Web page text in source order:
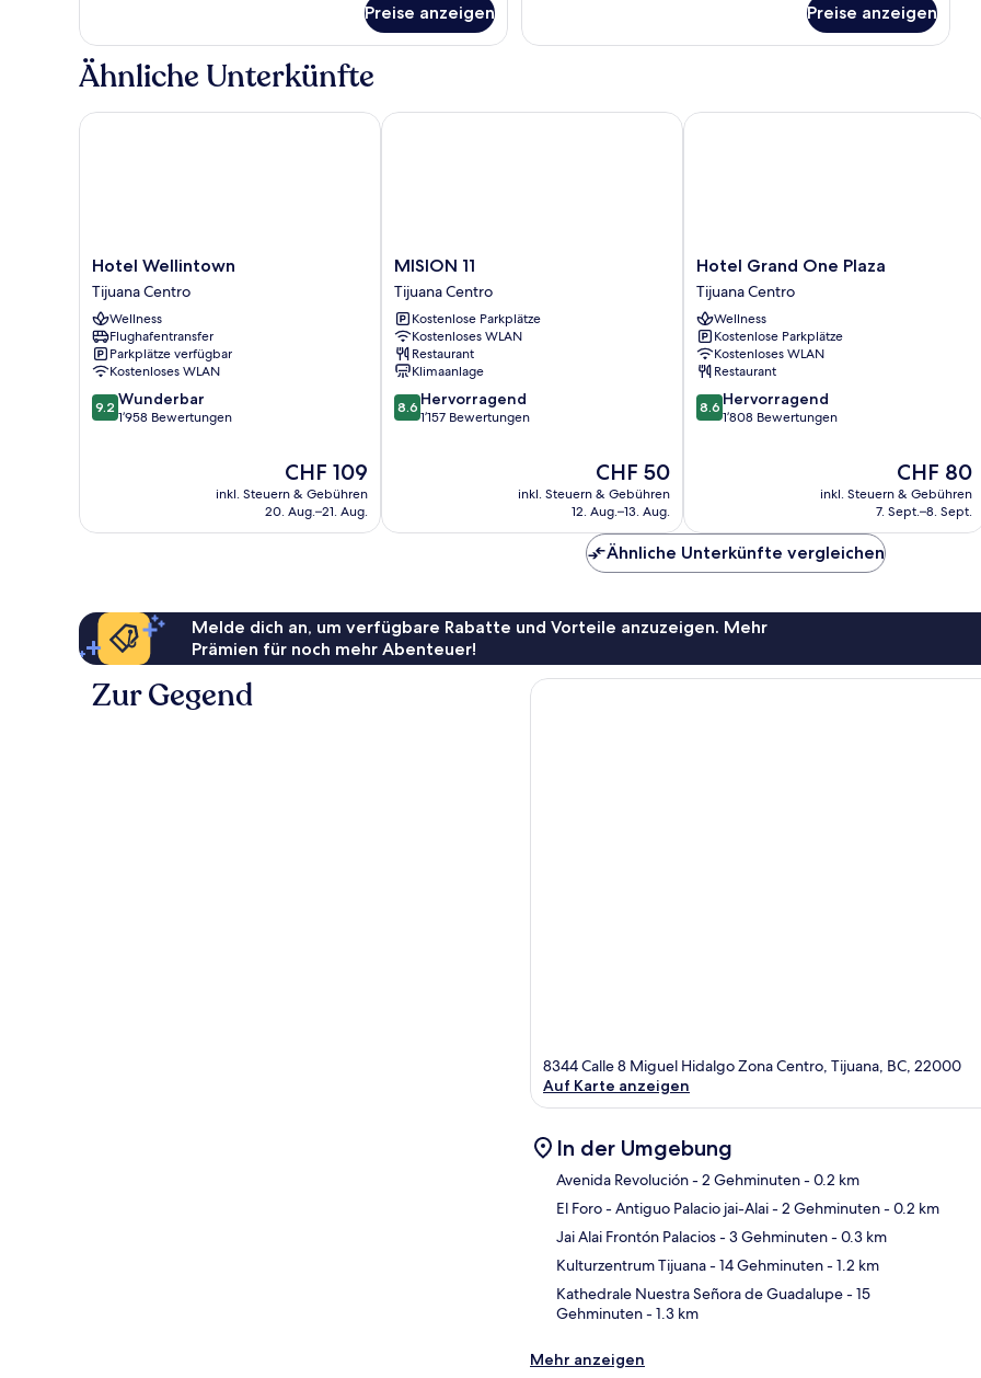
Zimmer
Preise anzeigen Preise anzeigen
Ähnliche Unterkünfte
Hotel
Wellintown
Tijuana
Centro
Hotel Wellintown
Tijuana Centro
Wellness
Flughafentransfer
Parkplätze verfügbar
Kostenloses WLAN
9.2
von
9.2 Wunderbar
1’958 Bewertungen
Der
Preis
beträgt
CHF 109
inkl. Steuern & Gebühren
20. Aug.–21. Aug.
Hotel Wellintown
MISION
11
Tijuana
Centro
MISION 11
Tijuana Centro
Kostenlose Parkplätze
Kostenloses WLAN
Restaurant
Klimaanlage
8.6
von
8.6 Hervorragend
1’157 Bewertungen
Der
Preis
beträgt
CHF 50
inkl. Steuern & Gebühren
12. Aug.–13. Aug.
MISION 11
Hotel
Grand
One
Plaza
Tijuana
Centro
Hotel Grand One Plaza
Tijuana Centro
Wellness
Kostenlose Parkplätze
Kostenloses WLAN
Restaurant
8.6
von
8.6 Hervorragend
1’808 Bewertungen
Der
Preis
beträgt
CHF 80
inkl. Steuern & Gebühren
7. Sept.–8. Sept.
Hotel Grand One Plaza
Ähnliche Unterkünfte vergleichen
Melde dich an, um verfügbare Rabatte und Vorteile anzuzeigen. Mehr
Prämien für noch mehr Abenteuer!
Zur Gegend
8344 Calle 8 Miguel Hidalgo Zona Centro, Tijuana, BC, 22000
Auf Karte anzeigen
In der Umgebung
Avenida Revolución- 2 Gehminuten- 0.2 km
El Foro - Antiguo Palacio jai-Alai- 2 Gehminuten- 0.2 km
Jai Alai Frontón Palacios- 3 Gehminuten- 0.3 km
Kulturzentrum Tijuana- 14 Gehminuten- 1.2 km
Kathedrale Nuestra Señora de Guadalupe- 15
Gehminuten- 1.3 km
Mehr anzeigen